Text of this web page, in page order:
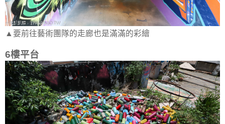
▲要前往藝術團隊的走廊也是滿滿的彩繪
6樓平台